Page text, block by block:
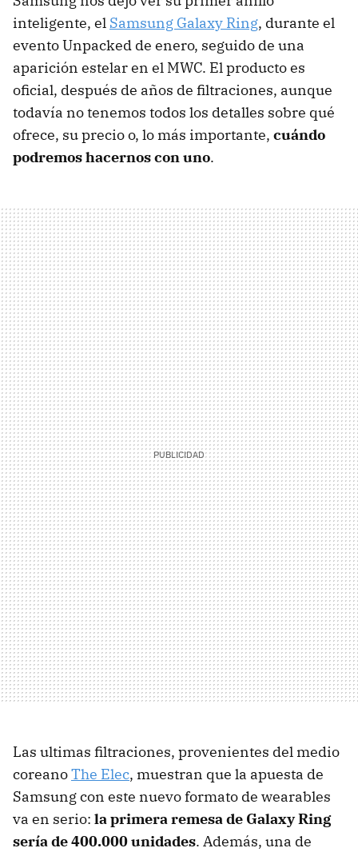
inteligente, el Samsung Galaxy Ring, durante el
evento Unpacked de enero, seguido de una
aparición estelar en el MWC. El producto es
oficial, después de años de filtraciones, aunque
todavía no tenemos todos los detalles sobre qué
ofrece, su precio o, lo más importante, cuándo
podremos hacernos con uno.
Las ultimas filtraciones, provenientes del medio
coreanoThe Elec, muestran que la apuesta de
Samsung con este nuevo formato de wearables
va en serio: la primera remesa de Galaxy Ring
sería de 400.000 unidades. Además, una de